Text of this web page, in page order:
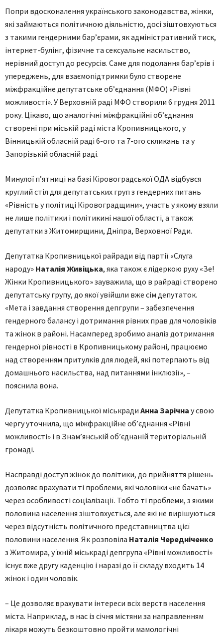
Попри вдосконалення українського законодавства, жінки,
які займаються політичною діяльністю, досі зіштовхуються
з такими гендерними бар’єрами, як адміністративний тиск,
інтернет-булінг, фізичне та сексуальне насильство,
нерівний доступ до ресурсів. Саме для подолання бар’єрів і
упереджень, для взаємопідтримки було створене
міжфракційне депутатське об’єднання (МФО) «Рівні
можливості». У Верховній раді МФО створили 6 грудня 2011
року. Цікаво, що аналогічні міжфракційні об’єднання
створені при міській раді міста Кропивницького, у
Вінницькій обласній раді 6-ого та 7-ого скликань та у
Запорізькій обласній раді.
Минулої п’ятниці на базі Кіровоградської ОДА відбувся
круглий стіл для депутатських груп з гендерних питань
«Рівність у політиці Кіровоградщини», участь у якому взяли
не лише політики і політикині нашої області, а також
депутатки з Житомирщини, Дніпра, Верховної Ради.
Депутатка Кропивницької райради від партії «Слуга
народу» Наталія Живіцька, яка також є лідеркою руху «Зе!
Жінки Кропивницького» зауважила, що в райраді створено
депутатську групу, до якої увійшли вже сім депутаток.
«Мета і завдання створення депгрупи – забезпечення
гендерного балансу і дотримання рівних прав для чоловіків
та жінок в районі. Насамперед зробимо аналіз дотримання
гендерної рівності в Кропивницькому районі, працюємо
над створенням притулків для людей, які потерпають від
домашнього насильства, над питаннями інклюзії», –
пояснила вона.
Депутатка Кропивницької міськради Анна Зарічна у свою
чергу уточнила, що міжфракційне об’єднання «Рівні
можливості» і в Знам’янській об’єднаній територіальній
громаді.
Насправді доступ жінок до політики, до прийняття рішень
дозволяє врахувати ті проблеми, які чоловіки «не бачать»
через особливості соціалізації. Тобто ті проблеми, з якими
половина населення зіштовхується, але які не вирішуються
через відсутність політичного представництва цієї
половини населення. Як розповіла Наталія Чередніченко
з Житомира, у їхній міськраді депгрупа «Рівні можливості»
існує вже другу каденцію і наразі до її складу входить 14
жінок і один чоловік.
– Це дозволяє врахувати інтереси всіх верств населення
міста. Наприклад, в нас із січня містяни за направленням
лікаря можуть безкоштовно пройти мамологічні